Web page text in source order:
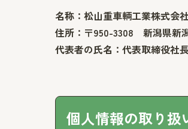
名称：松山重車輌工業株式会社
住所：〒950-3308 新潟県新
代表者の氏名：代表取締役
個人情報の取り扱